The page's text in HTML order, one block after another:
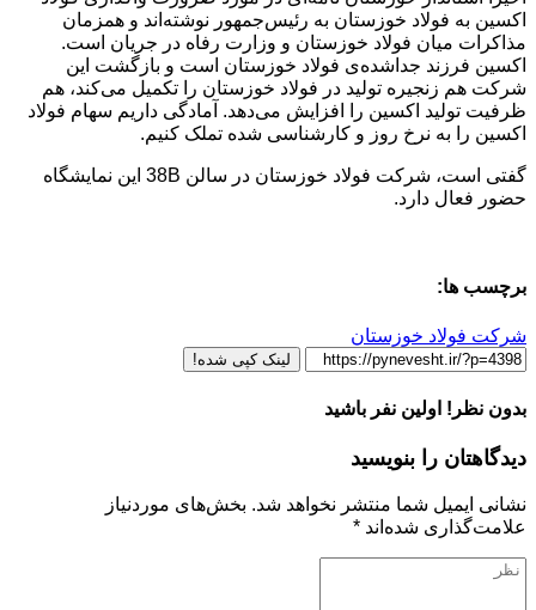
اکسین به فولاد خوزستان به رئیس‌جمهور نوشته‌اند و همزمان
مذاکرات میان فولاد خوزستان و وزارت رفاه در جریان است.
اکسین فرزند جداشده‌ی فولاد خوزستان است و بازگشت این
شرکت هم زنجیره تولید در فولاد خوزستان را تکمیل می‌کند، هم
ظرفیت تولید اکسین را افزایش می‌دهد. آمادگی داریم سهام فولاد
اکسین را به نرخ روز و کارشناسی شده تملک کنیم.
گفتی است، شرکت فولاد خوزستان در سالن 38B این نمایشگاه
حضور فعال دارد.
برچسب ها:
شرکت فولاد خوزستان
لینک کپی شده!
بدون نظر! اولین نفر باشید
دیدگاهتان را بنویسید
نشانی ایمیل شما منتشر نخواهد شد. بخش‌های موردنیاز
علامت‌گذاری شده‌اند *